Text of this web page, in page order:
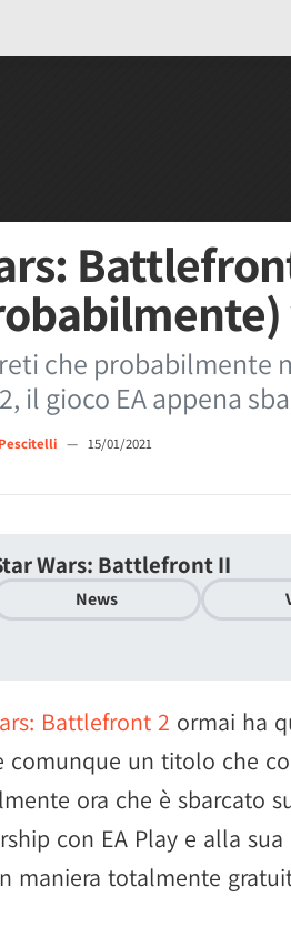
che probabilmente
il gioco EA appena
— 15/01/2021
Wars: Battlefront II
News
Battlefront 2 ormai ha
comunque un titolo che
ora che è sbarcato
con EA Play e alla
maniera totalmente